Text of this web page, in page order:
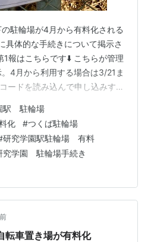
駐輪場が4月から有料化される
具体的な手続きについて掲示さ
1報はこちらです⬇️ こちらが管理
4月から利用する場合は3/21ま
ードを読み込んで申し込みする
意事項を読みました.... 初回
！！ 痛い出費ですが、必要な
URLから申し込みましょう。
項を記載して申請すると、メ
案内がきます…
駅 駐輪場
化 #つくば駐輪場
研究学園駅駐輪場 有料
究学園 駐輪場手続き
転車置き場が有料化